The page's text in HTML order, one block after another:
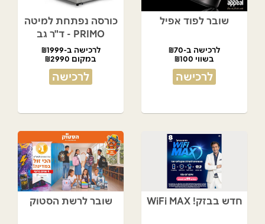
שובר לפוד אפיל
לרכישה ב-₪70
בשווי ₪100
לרכישה
כורסה נפתחת למיטה
PRIMO - ד"ר גב
לרכישה ב-₪1999
במקום ₪2990
לרכישה
חדש בבזק! WiFi MAX שובר לרשת הסטוק